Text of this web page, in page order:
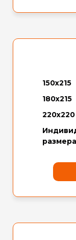
150х215
180х215
220х220